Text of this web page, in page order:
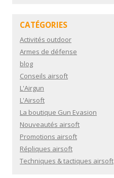
CATÉGORIES
Activités outdoor
Armes de défense
blog
Conseils airsoft
L'Airgun
L'Airsoft
La boutique Gun Evasion
Nouveautés airsoft
Promotions airsoft
Répliques airsoft
Techniques & tactiques airsoft